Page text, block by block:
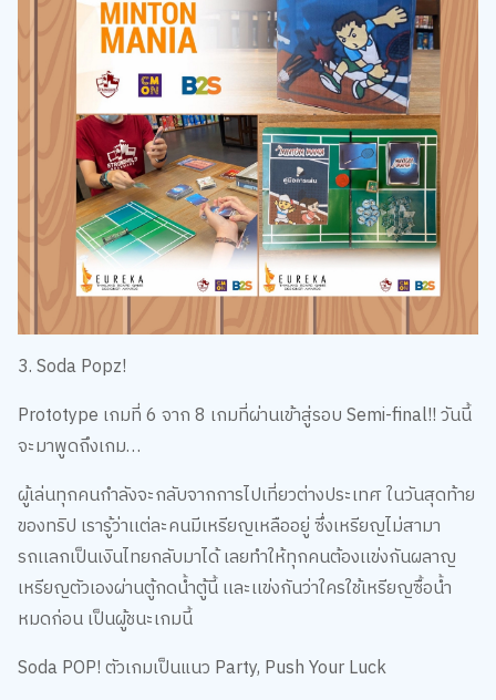
3. Soda Popz!
Prototype เกมที่ 6 จาก 8 เกมที่ผ่านเข้าสู่รอบ Semi-final!! วันนี้
จะมาพูดถึงเกม…
ผู้เล่นทุกคนกำลังจะกลับจากการไปเที่ยวต่างประเทศ ในวันสุดท้าย
ของทริป เรารู้ว่าเเต่ละคนมีเหรียญเหลืออยู่ ซึ่งเหรียญไม่สามา
รถเเลกเป็นเงินไทยกลับมาได้ เลยทำให้ทุกคนต้องเเข่งกันผลาญ
เหรียญตัวเองผ่านตู้กดน้ำตู้นี้ เเละเเข่งกันว่าใครใช้เหรียญซื้อน้ำ
หมดก่อน เป็นผู้ชนะเกมนี้
Soda POP! ตัวเกมเป็นแนว Party, Push Your Luck